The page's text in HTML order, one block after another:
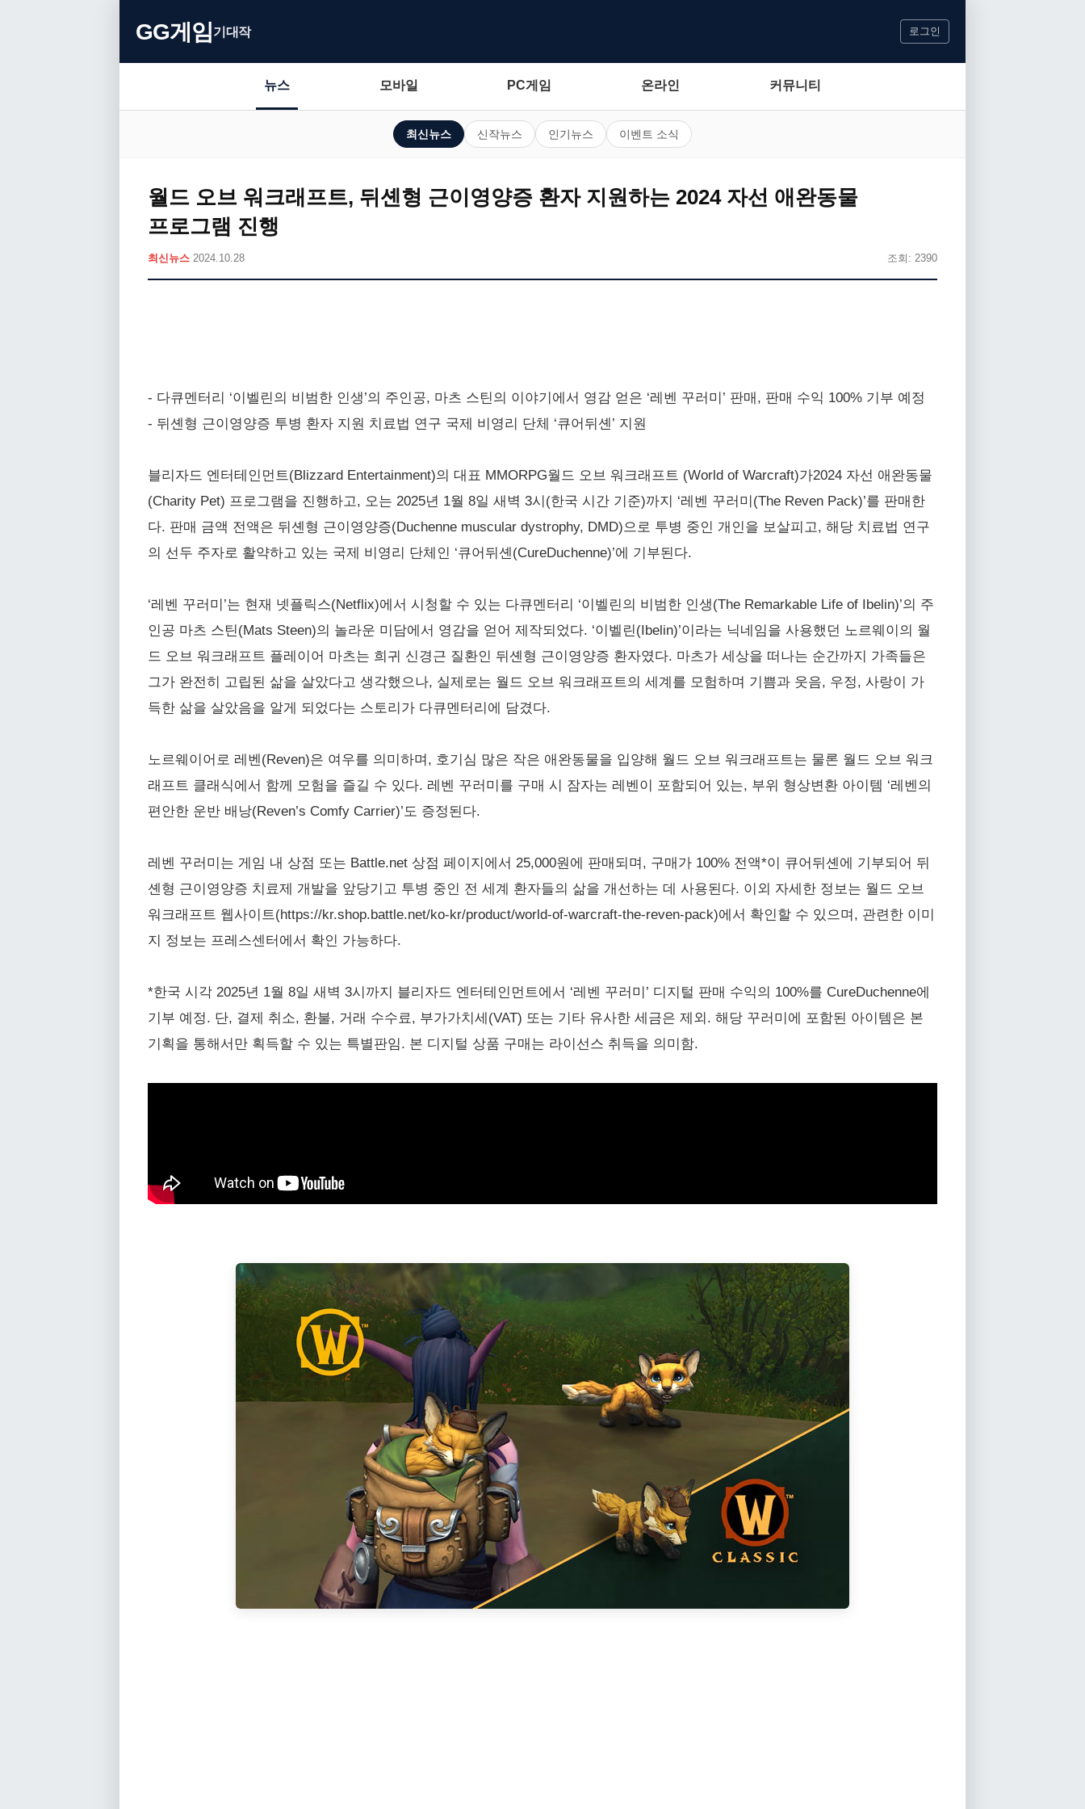
GG게임기대작 로그인
뉴스 모바일 PC게임 온라인 커뮤니티
최신뉴스 신작뉴스 인기뉴스 이벤트 소식
월드 오브 워크래프트, 뒤셴형 근이영양증 환자 지원하는 2024 자선 애완동물
프로그램 진행
최신뉴스 2024.10.28 조회: 2390
- 다큐멘터리 ‘이벨린의 비범한 인생’의 주인공, 마츠 스틴의 이야기에서 영감 얻은 ‘레벤 꾸러미’ 판매, 판매 수익 100% 기부 예정
- 뒤셴형 근이영양증 투병 환자 지원 치료법 연구 국제 비영리 단체 ‘큐어뒤셴’ 지원
블리자드 엔터테인먼트(Blizzard Entertainment)의 대표 MMORPG월드 오브 워크래프트 (World of Warcraft)가2024 자선 애완동물
(Charity Pet) 프로그램을 진행하고, 오는 2025년 1월 8일 새벽 3시(한국 시간 기준)까지 ‘레벤 꾸러미(The Reven Pack)’를 판매한
다. 판매 금액 전액은 뒤셴형 근이영양증(Duchenne muscular dystrophy, DMD)으로 투병 중인 개인을 보살피고, 해당 치료법 연구
의 선두 주자로 활약하고 있는 국제 비영리 단체인 ‘큐어뒤셴(CureDuchenne)’에 기부된다.
‘레벤 꾸러미’는 현재 넷플릭스(Netflix)에서 시청할 수 있는 다큐멘터리 ‘이벨린의 비범한 인생(The Remarkable Life of Ibelin)’의 주
인공 마츠 스틴(Mats Steen)의 놀라운 미담에서 영감을 얻어 제작되었다. ‘이벨린(Ibelin)’이라는 닉네임을 사용했던 노르웨이의 월
드 오브 워크래프트 플레이어 마츠는 희귀 신경근 질환인 뒤셴형 근이영양증 환자였다. 마츠가 세상을 떠나는 순간까지 가족들은
그가 완전히 고립된 삶을 살았다고 생각했으나, 실제로는 월드 오브 워크래프트의 세계를 모험하며 기쁨과 웃음, 우정, 사랑이 가
득한 삶을 살았음을 알게 되었다는 스토리가 다큐멘터리에 담겼다.
노르웨이어로 레벤(Reven)은 여우를 의미하며, 호기심 많은 작은 애완동물을 입양해 월드 오브 워크래프트는 물론 월드 오브 워크
래프트 클래식에서 함께 모험을 즐길 수 있다. 레벤 꾸러미를 구매 시 잠자는 레벤이 포함되어 있는, 부위 형상변환 아이템 ‘레벤의
편안한 운반 배낭(Reven’s Comfy Carrier)’도 증정된다.
레벤 꾸러미는 게임 내 상점 또는 Battle.net 상점 페이지에서 25,000원에 판매되며, 구매가 100% 전액*이 큐어뒤셴에 기부되어 뒤
셴형 근이영양증 치료제 개발을 앞당기고 투병 중인 전 세계 환자들의 삶을 개선하는 데 사용된다. 이외 자세한 정보는 월드 오브
워크래프트 웹사이트(https://kr.shop.battle.net/ko-kr/product/world-of-warcraft-the-reven-pack)에서 확인할 수 있으며, 관련한 이미
지 정보는 프레스센터에서 확인 가능하다.
*한국 시각 2025년 1월 8일 새벽 3시까지 블리자드 엔터테인먼트에서 ‘레벤 꾸러미’ 디지털 판매 수익의 100%를 CureDuchenne에
기부 예정. 단, 결제 취소, 환불, 거래 수수료, 부가가치세(VAT) 또는 기타 유사한 세금은 제외. 해당 꾸러미에 포함된 아이템은 본
기획을 통해서만 획득할 수 있는 특별판임. 본 디지털 상품 구매는 라이선스 취득을 의미함.